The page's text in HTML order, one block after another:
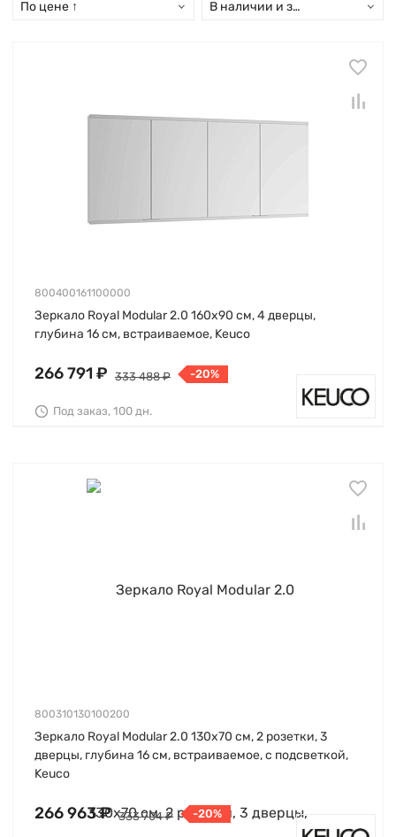
По цене ↑ В наличии и заказ свыше 15 дн
800400161100000
Зеркало Royal Modular 2.0 160х90 см, 4 дверцы,
глубина 16 см, встраиваемое, Keuco
266 791 ₽ 333 488 ₽ -20%
Под заказ, 100 дн.
800310130100200
Зеркало Royal Modular 2.0 130х70 см, 2 розетки, 3
дверцы, глубина 16 см, встраиваемое, с подсветкой,
Keuco
266 963 ₽ 333 704 ₽ -20%